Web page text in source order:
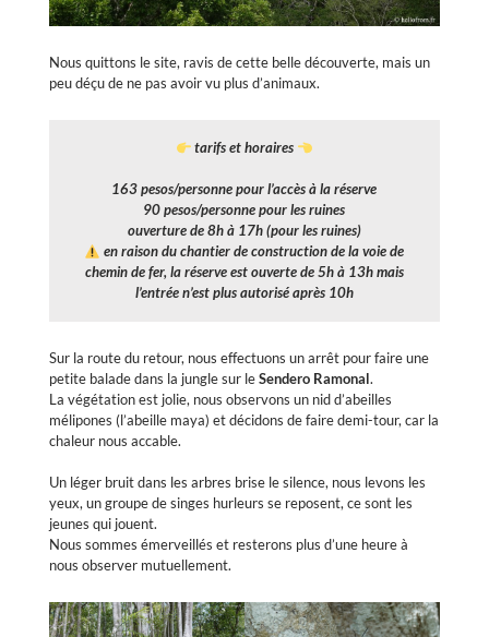
Nous quittons le site, ravis de cette belle découverte, mais un
peu déçu de ne pas avoir vu plus d’animaux.
tarifs et horaires
163 pesos/personne pour l’accès à la réserve
90 pesos/personne pour les ruines
ouverture de 8h à 17h (pour les ruines)
en raison du chantier de construction de la voie de
chemin de fer, la réserve est ouverte de 5h à 13h mais
l’entrée n’est plus autorisé après 10h
Sur la route du retour, nous effectuons un arrêt pour faire une
petite balade dans la jungle sur leSendero Ramonal.
La végétation est jolie, nous observons un nid d’abeilles
mélipones (l’abeille maya) et décidons de faire demi-tour, car la
chaleur nous accable.
Un léger bruit dans les arbres brise le silence, nous levons les
yeux, un groupe de singes hurleurs se reposent, ce sont les
jeunes qui jouent.
Nous sommes émerveillés et resterons plus d’une heure à
nous observer mutuellement.